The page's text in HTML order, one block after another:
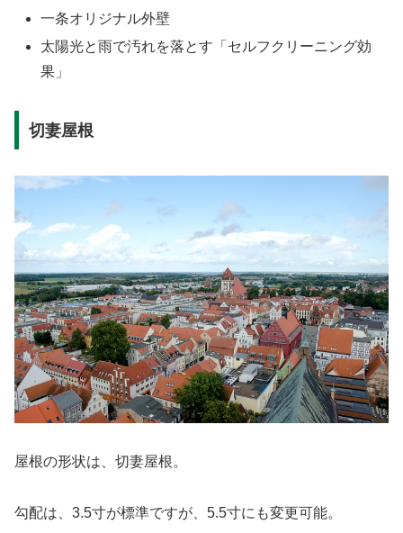
一条オリジナル外壁
太陽光と雨で汚れを落とす「セルフクリーニング効
果」
切妻屋根
屋根の形状は、切妻屋根。
勾配は、3.5寸が標準ですが、5.5寸にも変更可能。